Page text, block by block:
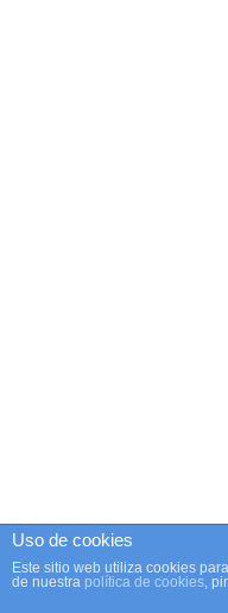
Uso de cookies
Este sitio web utiliza cookies
de nuestra política de cookies,